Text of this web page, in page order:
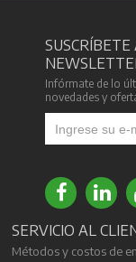
Infórmate de lo
novedades y
SERVICIO AL
Métodos y costos de